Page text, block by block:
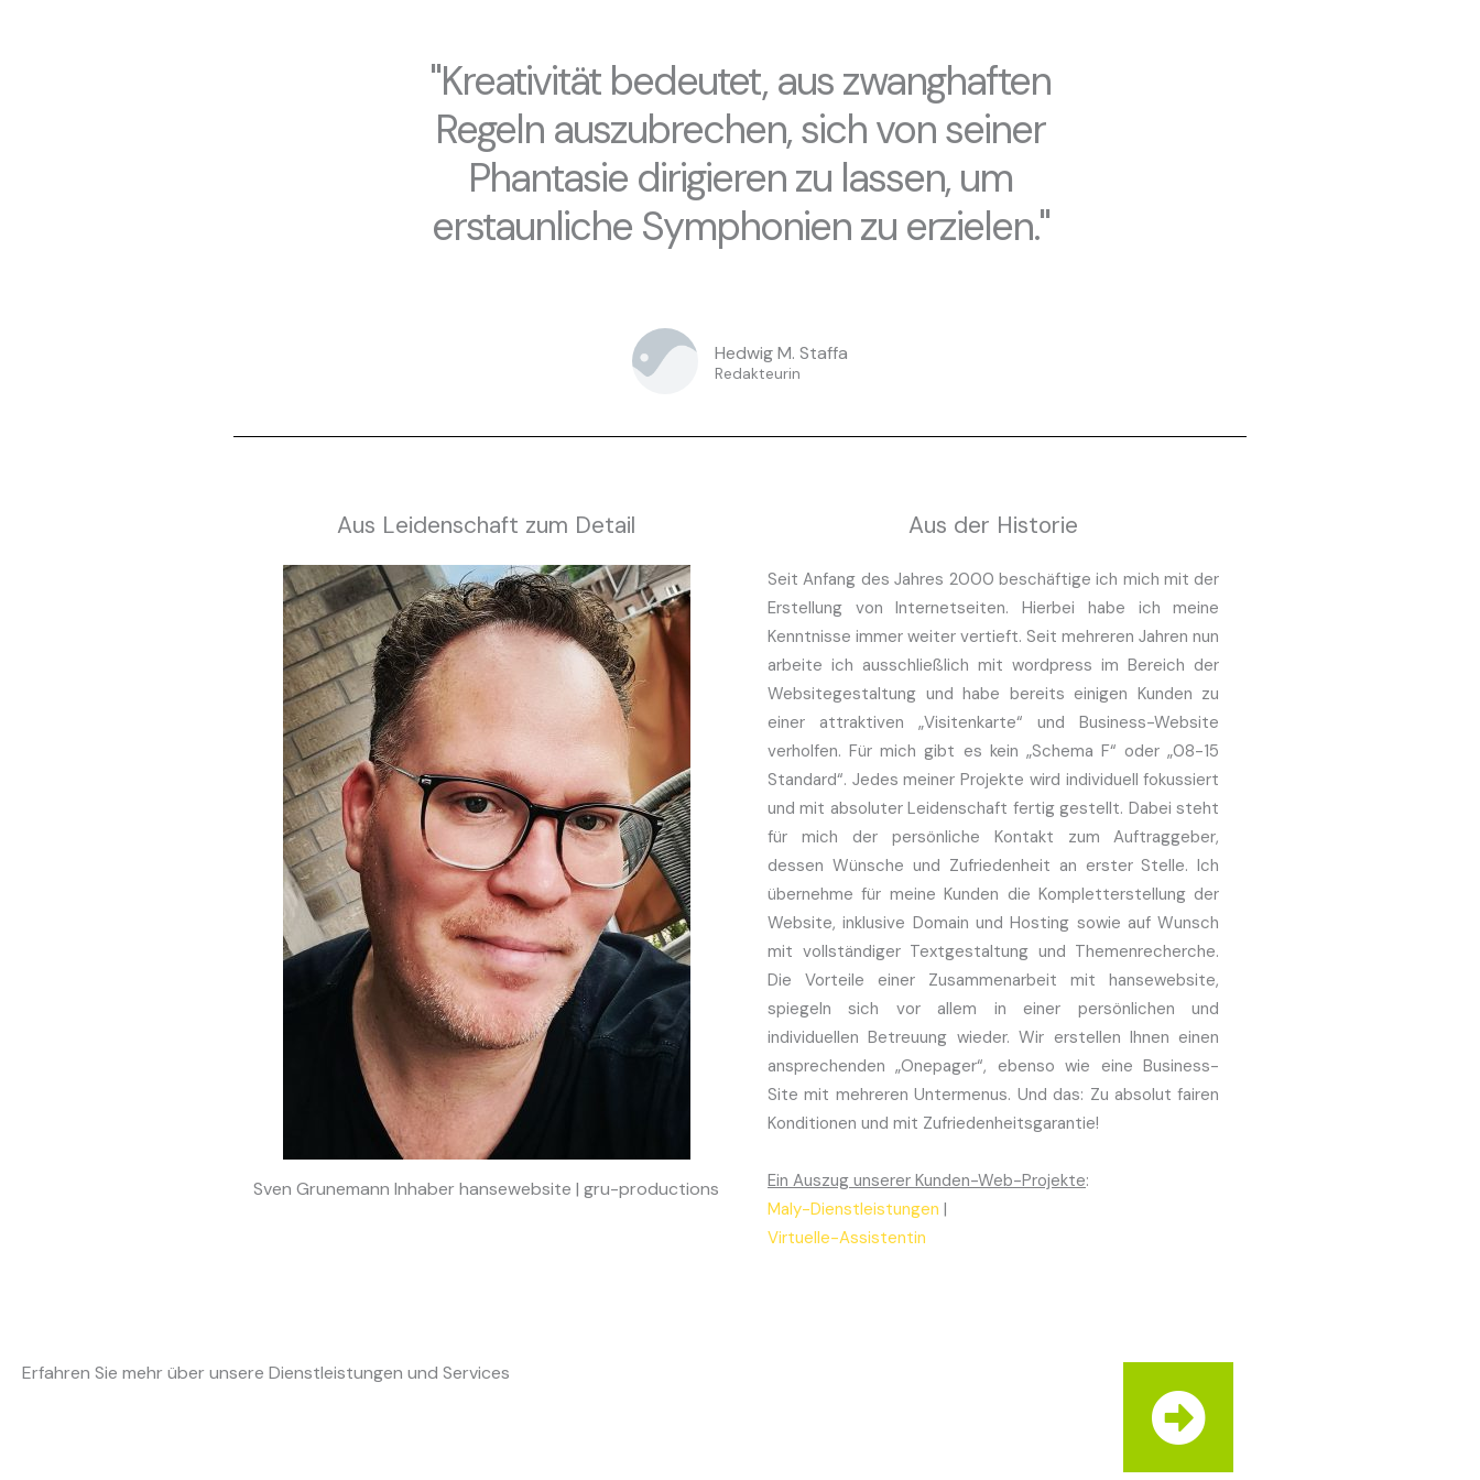
"Kreativität bedeutet, aus zwanghaften
Regeln auszubrechen, sich von seiner
Phantasie dirigieren zu lassen, um
erstaunliche Symphonien zu erzielen."
Hedwig M. Staffa
Redakteurin
Aus Leidenschaft zum Detail
Sven Grunemann Inhaber hansewebsite | gru-productions
Aus der Historie
Seit Anfang des Jahres 2000 beschäftige ich mich mit der
Erstellung von Internetseiten. Hierbei habe ich meine
Kenntnisse immer weiter vertieft. Seit mehreren Jahren nun
arbeite ich ausschließlich mit wordpress im Bereich der
Websitegestaltung und habe bereits einigen Kunden zu
einer attraktiven „Visitenkarte“ und Business-Website
verholfen. Für mich gibt es kein „Schema F“ oder „08-15
Standard“. Jedes meiner Projekte wird individuell fokussiert
und mit absoluter Leidenschaft fertig gestellt. Dabei steht
für mich der persönliche Kontakt zum Auftraggeber,
dessen Wünsche und Zufriedenheit an erster Stelle. Ich
übernehme für meine Kunden die Kompletterstellung der
Website, inklusive Domain und Hosting sowie auf Wunsch
mit vollständiger Textgestaltung und Themenrecherche.
Die Vorteile einer Zusammenarbeit mit hansewebsite,
spiegeln sich vor allem in einer persönlichen und
individuellen Betreuung wieder. Wir erstellen Ihnen einen
ansprechenden „Onepager“, ebenso wie eine Business-
Site mit mehreren Untermenus. Und das: Zu absolut fairen
Konditionen und mit Zufriedenheitsgarantie!
Ein Auszug unserer Kunden-Web-Projekte:
Maly-Dienstleistungen |
Virtuelle-Assistentin
Erfahren Sie mehr über unsere Dienstleistungen und Services